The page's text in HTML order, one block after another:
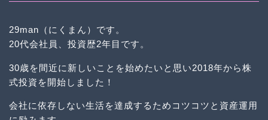
29man（にくまん）です。
20代会社員、投資歴2年目です。
30歳を間近に新しいことを始めたいと思い2018年から株
式投資を開始しました！
会社に依存しない生活を達成するためコツコツと資産運用